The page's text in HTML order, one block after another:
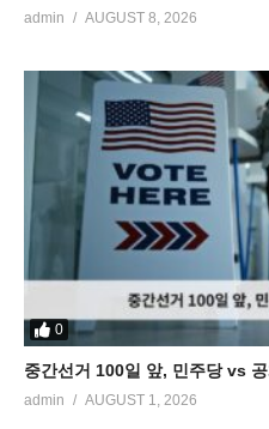
admin AUGUST 8, 2026
0
중간선거 100일 앞, 민주당 vs
admin AUGUST 1, 2026